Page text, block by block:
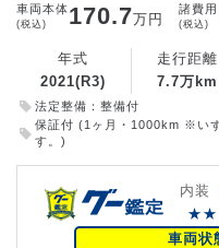
車両本体
(税込) 170.7万円
諸費用
(税込)
法定整備：整備付
保証付 (1ヶ月・1000km ※い
す。)
年式
2021(R3)
走行距離
7.7万km
内装
車両状